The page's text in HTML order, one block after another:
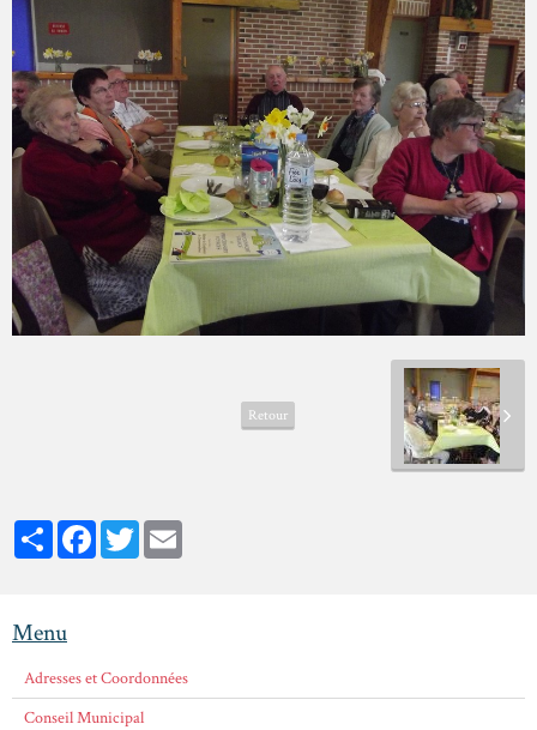
Retour
PartagerFacebookTwitter
Menu
Adresses et Coordonnées
Conseil Municipal